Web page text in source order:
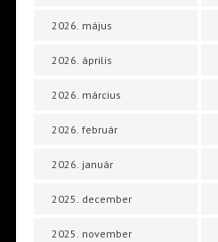
2026. május
2026. április
2026. március
2026. február
2026. január
2025. december
2025. november